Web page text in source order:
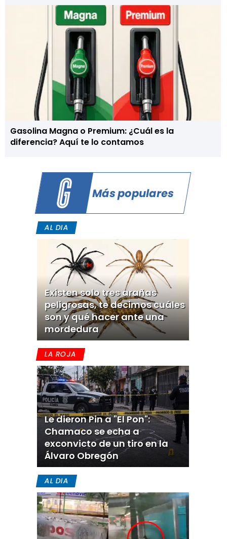
Gasolina Magna o Premium: ¿Cuál es la
diferencia? Aquí te lo contamos
Más populares
AL DIA
Existen solo tres arañas
peligrosas, te decimos cuáles
son y qué hacer ante una
mordedura
LA ROJA
Le dieron Pin a "El Pon":
Chamaco se echa a
exconvicto de un tiro en la
Álvaro Obregón
AL DIA